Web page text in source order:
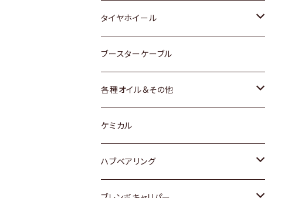
スバル
レクサス
三菱
スバル
ダイハツ
マツダ
三菱
スバル
ダイハツ
スバル
日産
ダイハツ
マツダ
日産
ダイハツ
マツダ
スバル
マツダ
タイヤホイール
トヨタ
ホンダ
スズキ
日産
ブースターケーブル
各種オイル＆その他
ディーデル洗浄添加剤
ケミカル
ハブベアリング